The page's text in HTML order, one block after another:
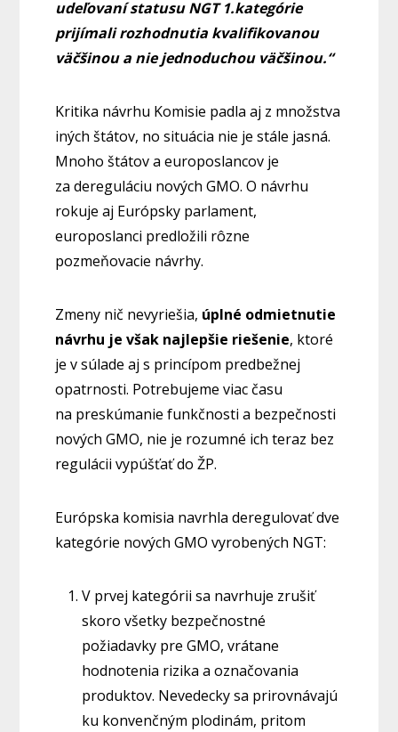
udeľovaní statusu NGT 1.kategórie
prijímali rozhodnutia kvalifikovanou
väčšinou a nie jednoduchou väčšinou.“
Kritika návrhu Komisie padla aj z množstva
iných štátov, no situácia nie je stále jasná.
Mnoho štátov a europoslancov je
za dereguláciu nových GMO. O návrhu
rokuje aj Európsky parlament,
europoslanci predložili rôzne
pozmeňovacie návrhy.
Zmeny nič nevyriešia, úplné odmietnutie
návrhu je však najlepšie riešenie, ktoré
je v súlade aj s princípom predbežnej
opatrnosti. Potrebujeme viac času
na preskúmanie funkčnosti a bezpečnosti
nových GMO, nie je rozumné ich teraz bez
regulácii vypúšťať do ŽP.
Európska komisia navrhla deregulovať dve
kategórie nových GMO vyrobených NGT:
V prvej kategórii sa navrhuje zrušiť
skoro všetky bezpečnostné
požiadavky pre GMO, vrátane
hodnotenia rizika a označovania
produktov. Nevedecky sa prirovnávajú
ku konvenčným plodinám, pritom